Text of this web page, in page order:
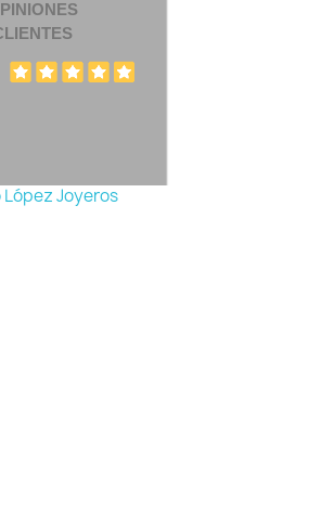
Joyeros